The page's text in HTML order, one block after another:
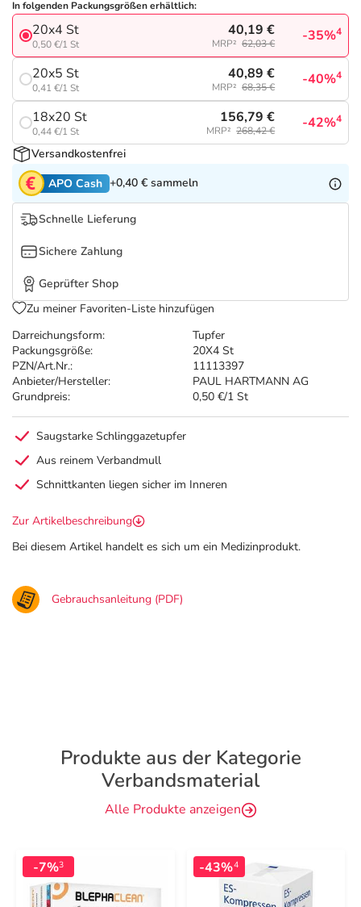
Tierapotheke
Vitamine & Mineralstoffe
Marken
Salus Deals
Darreichungsform:
Tupfer
Packungsgröße:
20X4 St
PZN/Art.Nr.:
11113397
Anbieter/Hersteller:
PAUL HARTMANN AG
Grundpreis:
0,50 €/1 St
In folgenden Packungsgrößen erhältlich:
20x4 St
0,50 €/1 St
40,19 €
MRP² 62,03 € -35%4
20x5 St
0,41 €/1 St
40,89 €
MRP² 68,35 € -40%4
18x20 St
0,44 €/1 St
156,79 €
MRP² 268,42 € -42%4
Versandkostenfrei
APO Cash +0,40 € sammeln
Schnelle Lieferung
Sichere Zahlung
Geprüfter Shop
Zu meiner Favoriten-Liste hinzufügen
Saugstarke Schlinggazetupfer
Aus reinem Verbandmull
Schnittkanten liegen sicher im Inneren
Zur Artikelbeschreibung
Bei diesem Artikel handelt es sich um ein Medizinprodukt.
Gebrauchsanleitung (PDF)
Produkte aus der Kategorie
Verbandsmaterial
Alle Produkte anzeigen
-7%3 -43%4